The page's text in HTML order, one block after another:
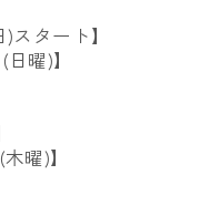
タート】
曜)】
曜)】